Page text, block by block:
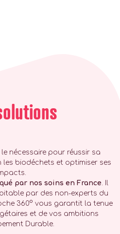
nécessaire pour réussir sa
biodéchets et optimiser ses
par nos soins en France. Il
par des non-experts du
360° vous garantit la tenue
et de vos ambitions
Durable.